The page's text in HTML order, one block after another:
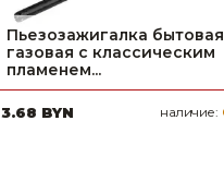
Пьезозажигалка бытовая
газовая с классическим
пламенем...
3.68 BYN наличие: